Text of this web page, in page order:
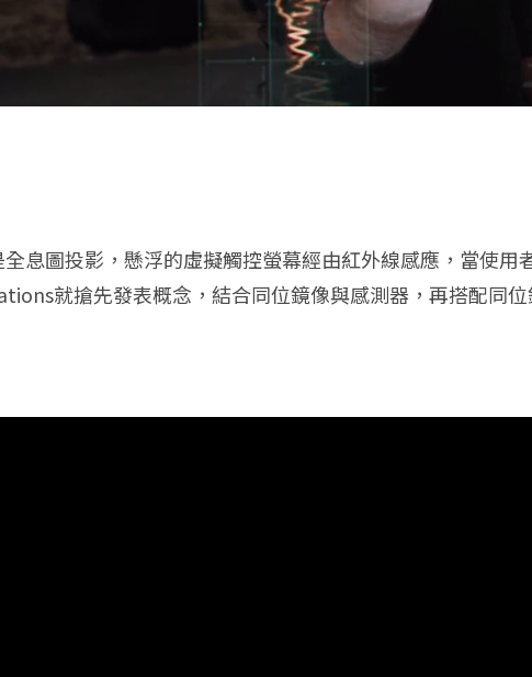
息圖投影，懸浮的虛擬觸控螢幕經由紅外線感應，當使
就搶先發表概念，結合同位鏡像與感測器，再搭配同